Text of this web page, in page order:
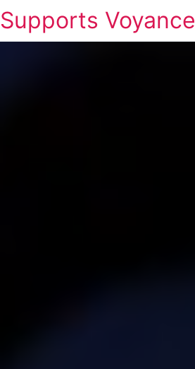
Supports Voyance